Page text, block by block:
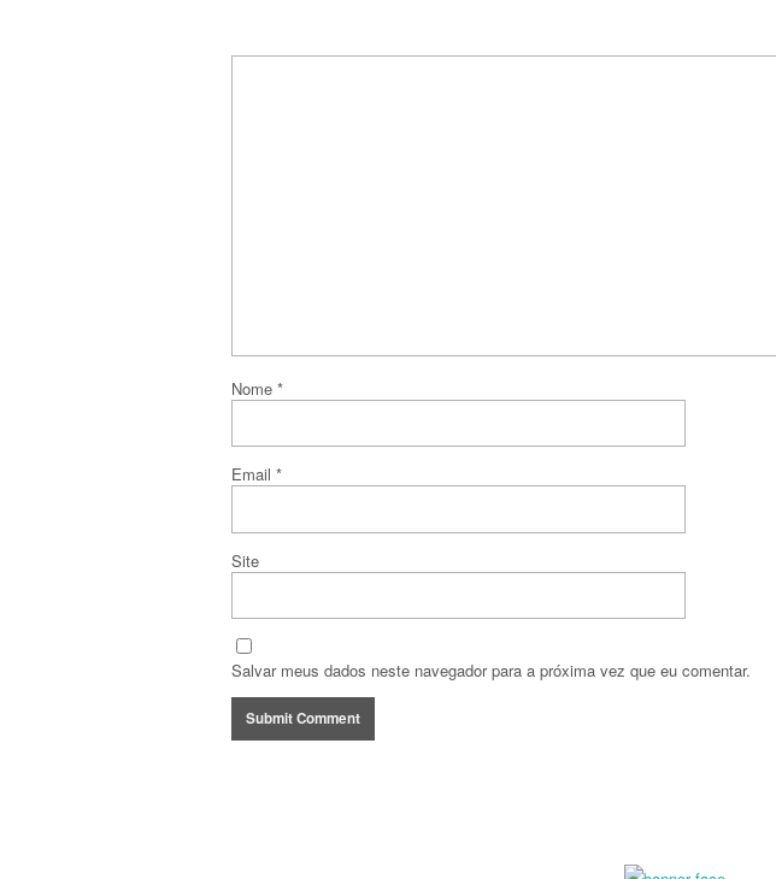
Nome *
Email *
Site
Salvar meus dados neste navegador para a próxima vez que eu comentar.